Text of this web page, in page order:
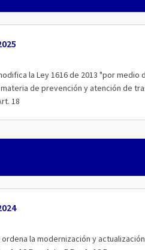
la Ley 1616 de 2013 "por
de prevención y atención de
18
la modernización y